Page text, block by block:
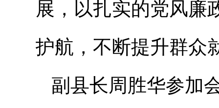
展，以扎实的党风廉
护航，不断提升群众
副县长周胜华参加